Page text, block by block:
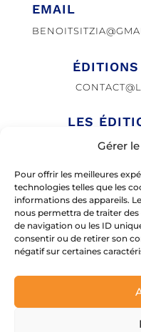
Gérer
Pour offrir les meilleures
technologies telles que les
informations des appareils.
nous permettra de traiter
de navigation ou les ID
consentir ou de retirer son
négatif sur certaines
EMAIL
ÉDITIONS
LES
2026 – SITE